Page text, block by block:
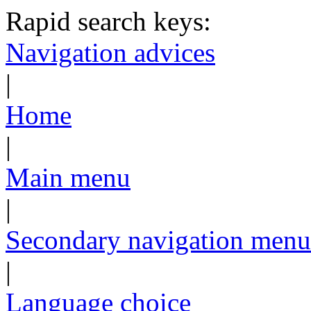
Rapid search keys:
Navigation advices
|
Home
|
Main menu
|
Secondary navigation menu
|
Language choice